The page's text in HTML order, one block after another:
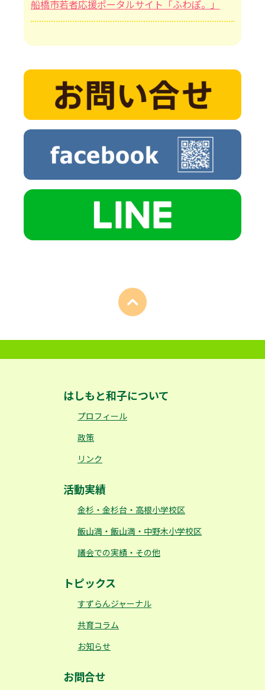
船橋市若者応援ポータルサイト「ふわぽ。」
はしもと和子について
プロフィール
政策
リンク
活動実績
金杉・金杉台・高根小学校区
飯山満・飯山満・中野木小学校区
議会での実績・その他
トピックス
すずらんジャーナル
共育コラム
お知らせ
お問合せ